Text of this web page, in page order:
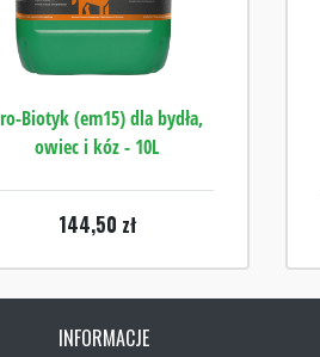
Biotyk (em15) dla bydła,
owiec i kóz - 10L
144,50 zł
INFORMACJE